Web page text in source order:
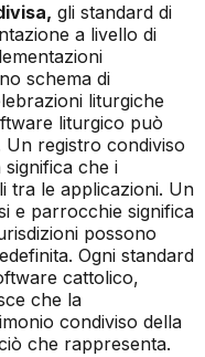
gli standard di
a livello di
schema di
liturgiche
liturgico può
Un registro condiviso
significa che i
tra le applicazioni. Un
e parrocchie significa
possono
Ogni standard
cattolico,
che la
condiviso della
che rappresenta.